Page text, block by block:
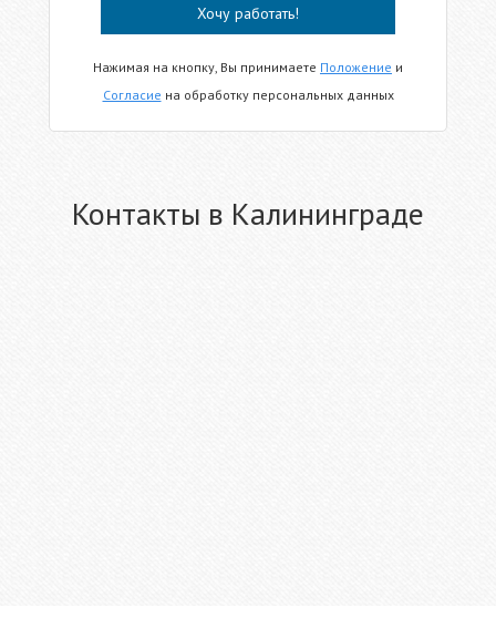
Нажимая на кнопку, Вы принимаете Положение и
Согласие на обработку персональных данных
Контакты в Калининграде